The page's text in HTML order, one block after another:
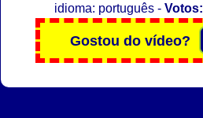
idioma: português -Votos: